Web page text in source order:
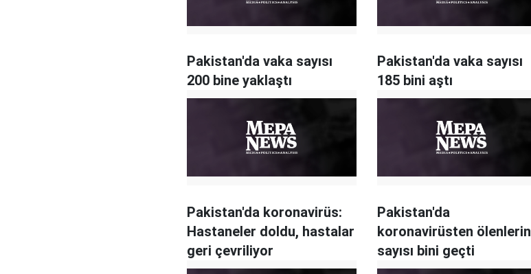
Pakistan'da vaka sayısı
200 bine yaklaştı
Pakistan'da vaka sayısı
185 bini aştı
Pakistan'da koronavirüs:
Hastaneler doldu, hastalar
geri çevriliyor
Pakistan'da
koronavirüsten ölenlerin
sayısı bini geçti